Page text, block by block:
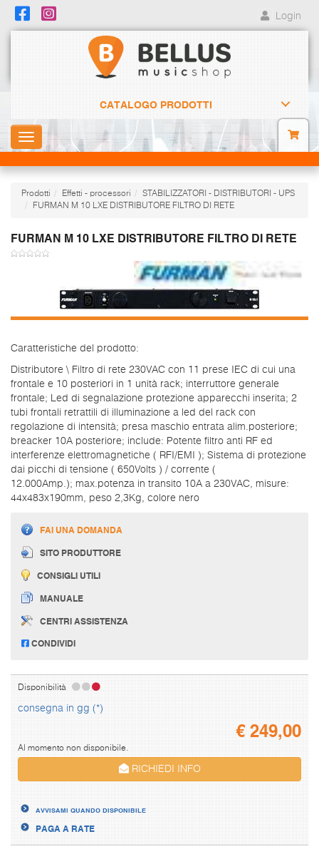
Login
CATALOGO PRODOTTI
Toggle
navigation
Prodotti Effetti - processori
STABILIZZATORI - DISTRIBUTORI - UPS
FURMAN M 10 LXE DISTRIBUTORE FILTRO DI RETE
FURMAN M 10 LXE DISTRIBUTORE FILTRO DI RETE
Caratteristiche del prodotto:
Distributore \ Filtro di rete 230VAC con 11 prese IEC di cui una
frontale e 10 posteriori in 1 unità rack; interruttore generale
frontale; Led di segnalazione protezione apparecchi inserita; 2
tubi frontali retrattili di illuminazione a led del rack con
regolazione di intensità; presa maschio entrata alim.posteriore;
breacker 10A posteriore; include: Potente filtro anti RF ed
interferenze elettromagnetiche ( RFI/EMI ); Sistema di protezione
dai picchi di tensione ( 650Volts ) / corrente (
12.000Amp.); max.potenza in transito 10A a 230VAC, misure:
44x483x190mm, peso 2,3Kg, colore nero
FAI UNA DOMANDA
SITO PRODUTTORE
CONSIGLI UTILI
MANUALE
CENTRI ASSISTENZA
CONDIVIDI
Disponibilità
consegna in gg (*)
€249,00
Al momento non disponibile.
RICHIEDI INFO
AVVISAMI QUANDO DISPONIBILE
PAGA A RATE